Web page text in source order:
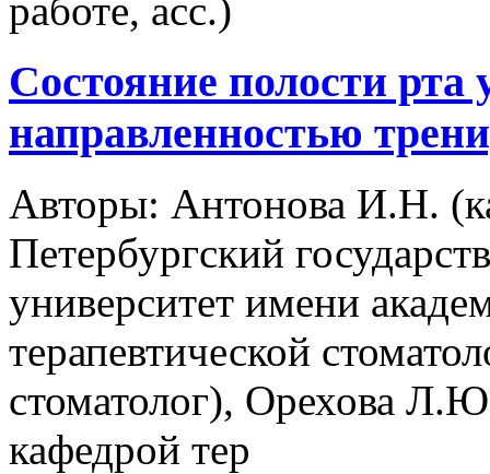
работе, асс.)
Состояние полости рта
направленностью
Авторы: Антонова И.Н.
Петербургский
университет имени
терапевтической
стоматолог), Орехова
кафедрой тер